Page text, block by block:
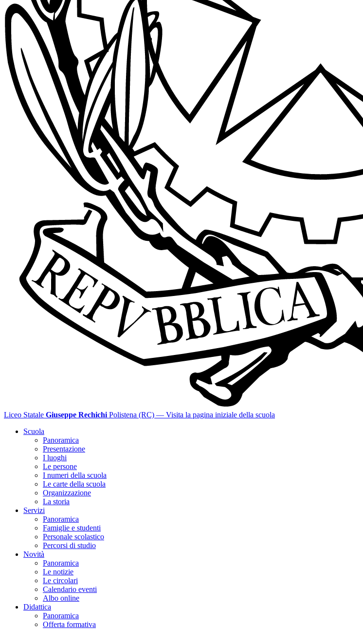
Liceo Statale Giuseppe Rechichi Polistena (RC) — Visita la pagina iniziale della scuola
Scuola
Panoramica
Presentazione
I luoghi
Le persone
I numeri della scuola
Le carte della scuola
Organizzazione
La storia
Servizi
Panoramica
Famiglie e studenti
Personale scolastico
Percorsi di studio
Novità
Panoramica
Le notizie
Le circolari
Calendario eventi
Albo online
Didattica
Panoramica
Offerta formativa